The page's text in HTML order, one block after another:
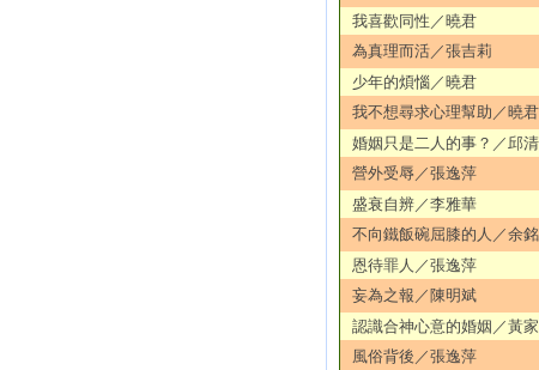
我喜歡同性／曉君
為真理而活／張吉莉
少年的煩惱／曉君
我不想尋求心理幫助／曉君
婚姻只是二人的事？／邱
營外受辱／張逸萍
盛衰自辨／李雅華
不向鐵飯碗屈膝的人／余
恩待罪人／張逸萍
妄為之報／陳明斌
認識合神心意的婚姻／黃
風俗背後／張逸萍